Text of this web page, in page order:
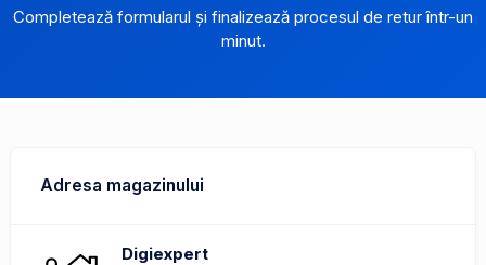
Completează formularul și finalizează procesul de retur într-un
minut.
Adresa magazinului
Digiexpert